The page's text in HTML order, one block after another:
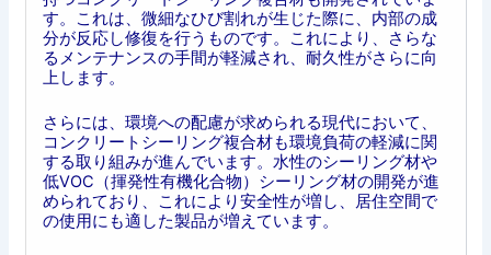
す。これは、微細なひび割れが生じた際に、内部の成
分が反応し修復を行うものです。これにより、さらな
るメンテナンスの手間が軽減され、耐久性がさらに向
上します。
さらには、環境への配慮が求められる現代において、
コンクリートシーリング複合材も環境負荷の軽減に関
する取り組みが進んでいます。水性のシーリング材や
低VOC（揮発性有機化合物）シーリング材の開発が進
められており、これにより安全性が増し、居住空間で
の使用にも適した製品が増えています。